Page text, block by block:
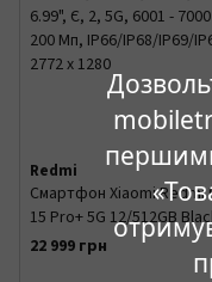
Redmi
Смартфон Xiaomi Redmi
15 Pro+ 5G 12/512GB
22 999 грн